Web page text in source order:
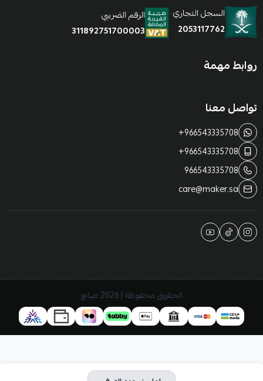
السجل التجاري
2053117762
الرقم الضريبي
311892751700003
روابط مهمة
تواصل معنا
+966543335708
+966543335708
966543335708
care@maker.sa
الحقوق محفوظة | 2026 صانع